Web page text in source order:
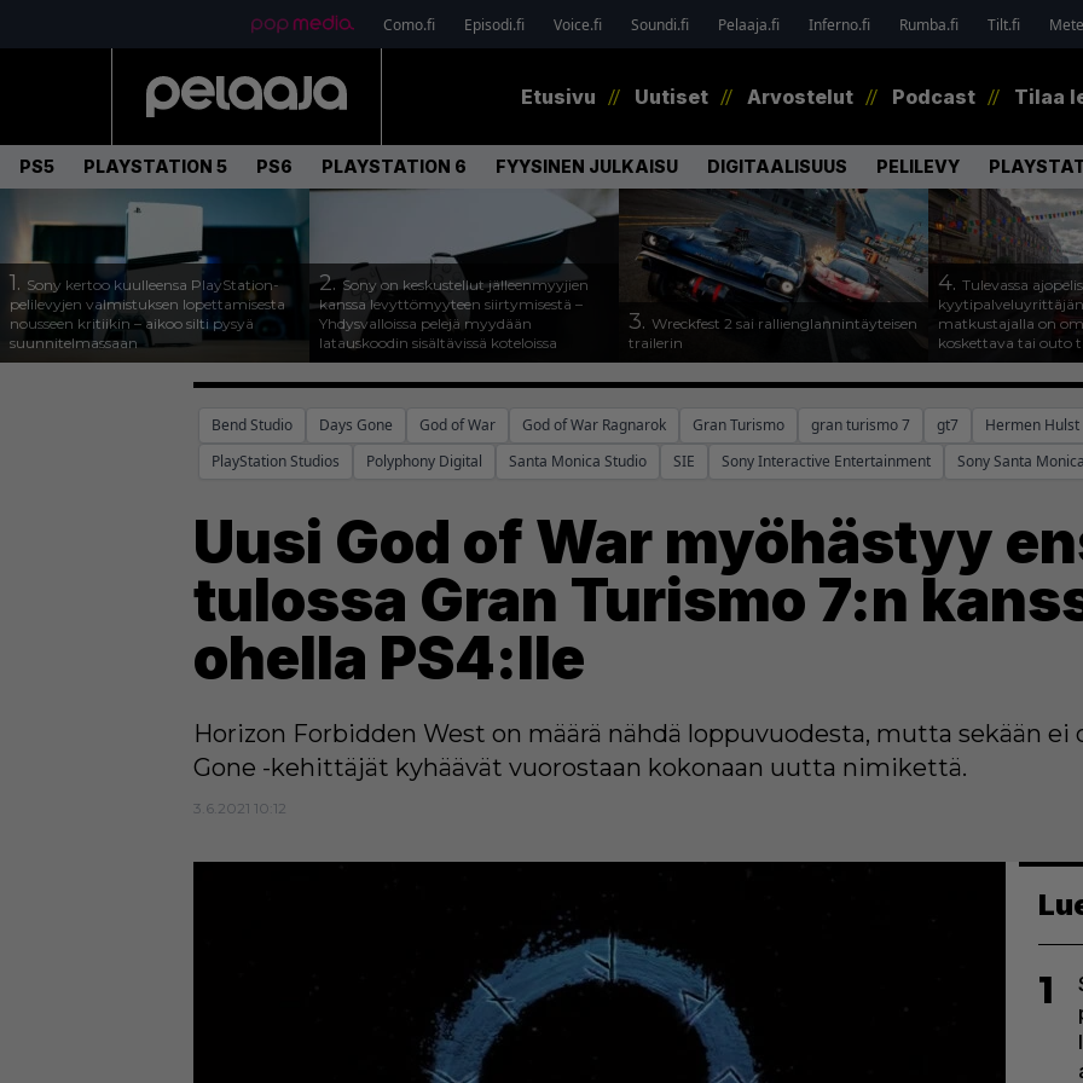
Como.fi Episodi.fi Voice.fi Soundi.fi Pelaaja.fi Inferno.fi Rumba.fi Tilt.fi
Etusivu Uutiset Arvostelut Podcast Tilaa
PS5 PLAYSTATION 5 PS6 PLAYSTATION 6 FYYSINEN JULKAISU DIGITAALISUUS PELILEVY
1. Sony kertoo kuulleensa PlayStation-
pelilevyjen valmistuksen lopettamisesta
nousseen kritiikin – aikoo silti pysyä
suunnitelmassaan
2.Sony on keskustellut jälleenmyyjien
kanssa levyttömyyteen siirtymisestä –
Yhdysvalloissa pelejä myydään
latauskoodin sisältävissä koteloissa
3. Wreckfest 2 sai rallienglannintäyteisen
trailerin
4. Tulevassa
kyytipalveluyrittäjän
matkustajalla on
koskettava tai outo
Bend Studio Days Gone God of War God of War Ragnarok Gran Turismo gran turismo 7 gt7 Hermen Hulst
PlayStation Studios
Polyphony Digital Santa Monica Studio SIE Sony Interactive Entertainment Sony Santa
Uusi God of War myöhästyy
tulossa Gran Turismo 7:n
ohella PS4:lle
Horizon Forbidden West on määrä nähdä loppuvuodesta, mutta sekään ei
Gone -kehittäjät kyhäävät vuorostaan kokonaan uutta nimikettä.
3.6.2021 10:12
1